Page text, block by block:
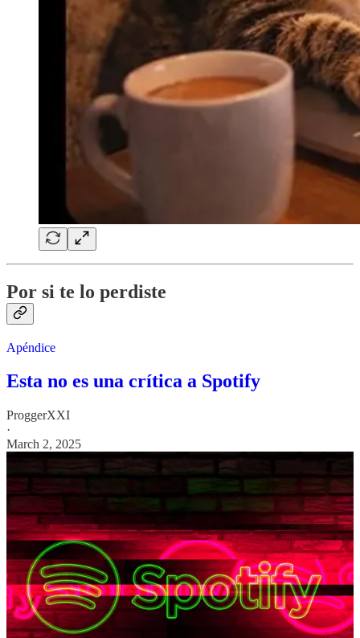
Por si te lo perdiste
Apéndice
Esta no es una crítica a Spotify
ProggerXXI
·
March 2, 2025